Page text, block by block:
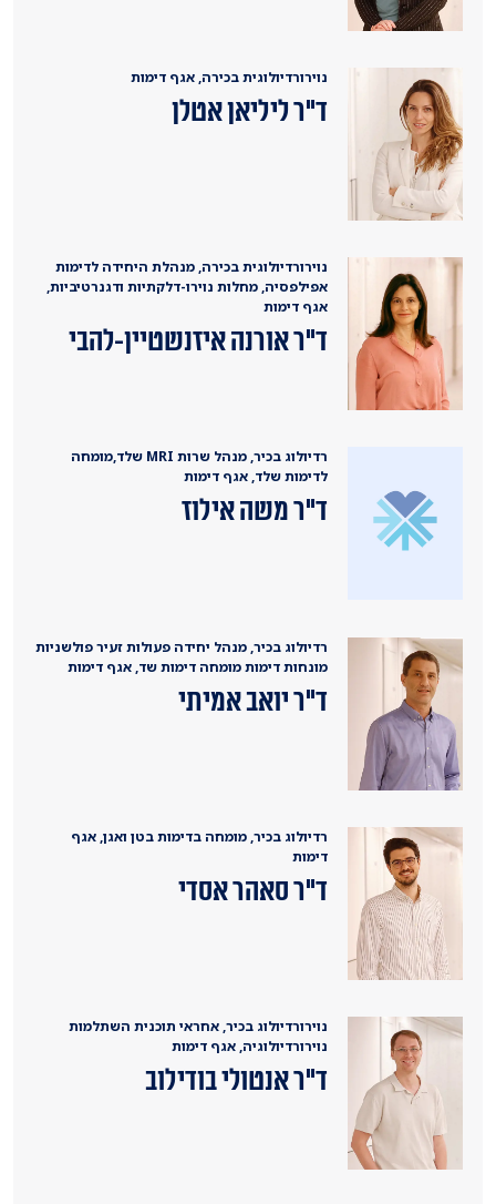
נוירורדיולוגית בכירה, אגף דימות
ד"ר ליליאן אטלן
נוירורדיולוגית בכירה, מנהלת היחידה לדימות
אפילפסיה, מחלות נוירו-דלקתיות ודגנרטיביות,
אגף דימות
ד"ר אורנה איזנשטיין-להבי
רדיולוג בכיר, מנהל שרות MRI שלד,מומחה
לדימות שלד, אגף דימות
ד"ר משה אילוז
רדיולוג בכיר, מנהל יחידה פעולות זעיר פולשניות
מונחות דימות מומחה דימות שד, אגף דימות
ד"ר יואב אמיתי
רדיולוג בכיר, מומחה בדימות בטן ואגן, אגף
דימות
ד"ר סאהר אסדי
נוירורדיולוג בכיר, אחראי תוכנית השתלמות
נוירורדיולוגיה, אגף דימות
ד"ר אנטולי בודילוב